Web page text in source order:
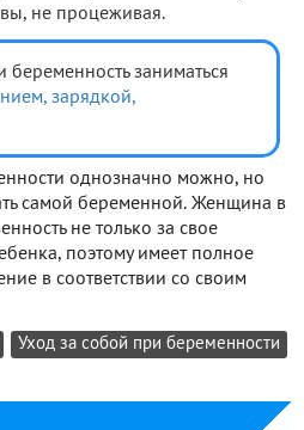
не процеживая.
заниматься
зарядкой,
однозначно можно, но
самой беременной. Женщина в
не только за свое
поэтому имеет полное
в соответствии со своим
Уход за собой при беременности